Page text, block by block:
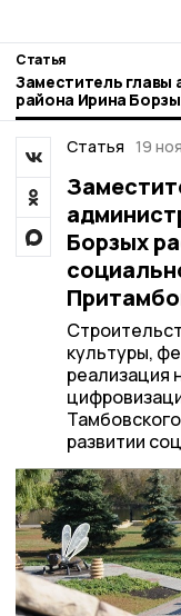
Статья
Заместитель главы
района Ирина
социальной
Статья 19
Борзых
культуры,
реализация
развитии